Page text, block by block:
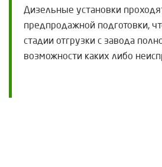
Дизельные установки
предпродажной подготовки,
стадии отгрузки с завода
возможности каких либо